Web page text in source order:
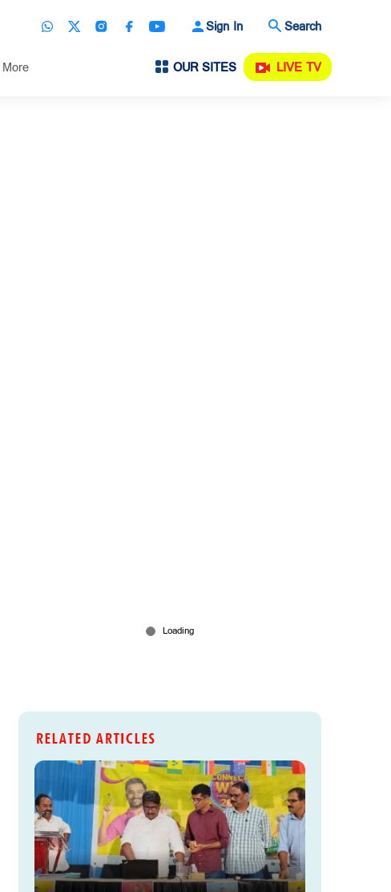
Sign In Search
More OUR SITES LIVE TV
RELATED ARTICLES